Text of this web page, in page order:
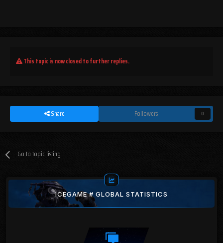
This topic is now closed to further replies.
Share Followers 0
Go to topic listing
ICEGAME # GLOBAL STATISTICS